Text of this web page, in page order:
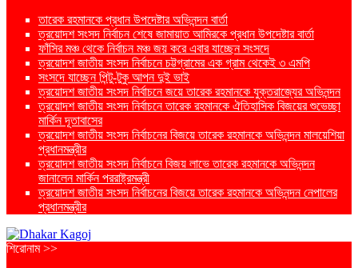
তারেক রহমানকে প্রধান উপদেষ্টার অভিনন্দন বার্তা
ত্রয়োদশ সংসদ নির্বাচন শেষে জামায়াত আমিরকে প্রধান উপদেষ্টার বার্তা
ফাঁসির মঞ্চ থেকে নির্বাচন মঞ্চ জয় করে এবার যাচ্ছেন সংসদে
ত্রয়োদশ জাতীয় সংসদ নির্বাচনে চট্টগ্রামের এক গ্রাম থেকেই ৩ এমপি
সংসদে যাচ্ছেন পিন্টু-টুকু আপন দুই ভাই
ত্রয়োদশ জাতীয় সংসদ নির্বাচনে জয়ে তারেক রহমানকে যুক্তরাজ্যের অভিনন্দন
ত্রয়োদশ জাতীয় সংসদ নির্বাচনে তারেক রহমানকে ঐতিহাসিক বিজয়ের শুভেচ্ছা
মার্কিন দূতাবাসের
ত্রয়োদশ জাতীয় সংসদ নির্বাচনের বিজয়ে তারেক রহমানকে অভিনন্দন মালয়েশিয়া
প্রধানমন্ত্রীর
ত্রয়োদশ জাতীয় সংসদ নির্বাচনে বিজয় লাভে তারেক রহমানকে অভিনন্দন
জানালেন মার্কিন পররাষ্ট্রমন্ত্রী
ত্রয়োদশ জাতীয় সংসদ নির্বাচনের বিজয়ে তারেক রহমানকে অভিনন্দন নেপালের
প্রধানমন্ত্রীর
শিরোনাম >>